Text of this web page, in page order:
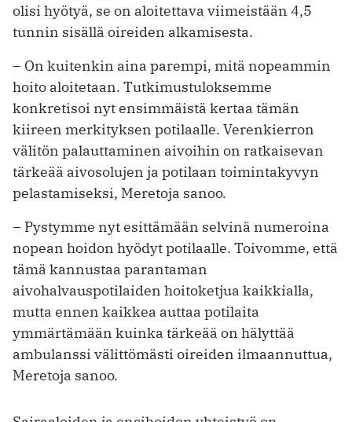
olisi hyötyä, se on aloitettava viimeistään 4,5
tunnin sisällä oireiden alkamisesta.
– On kuitenkin aina parempi, mitä nopeammin
hoito aloitetaan. Tutkimustuloksemme
konkretisoi nyt ensimmäistä kertaa tämän
kiireen merkityksen potilaalle. Verenkierron
välitön palauttaminen aivoihin on ratkaisevan
tärkeää aivosolujen ja potilaan toimintakyvyn
pelastamiseksi, Meretoja sanoo.
– Pystymme nyt esittämään selvinä numeroina
nopean hoidon hyödyt potilaalle. Toivomme, että
tämä kannustaa parantaman
aivohalvauspotilaiden hoitoketjua kaikkialla,
mutta ennen kaikkea auttaa potilaita
ymmärtämään kuinka tärkeää on hälyttää
ambulanssi välittömästi oireiden ilmaannuttua,
Meretoja sanoo.